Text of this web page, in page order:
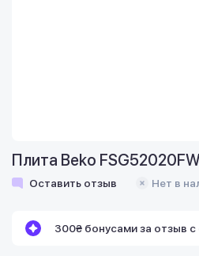
Плита Beko
Оставить отзыв Нет в
300₴ бонусами за отзыв